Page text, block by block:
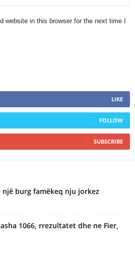
website in this browser for the next time I
LIKE
FOLLOW
SUBSCRIBE
burg famëkeq nju jorkez
1066, rrezultatet dhe ne Fier,